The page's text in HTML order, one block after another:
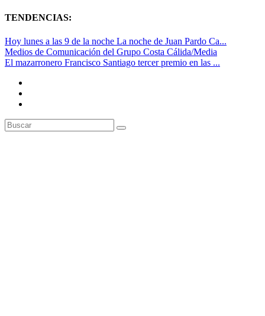
TENDENCIAS:
Hoy lunes a las 9 de la noche La noche de Juan Pardo Ca...
Medios de Comunicación del Grupo Costa Cálida/Media
El mazarronero Francisco Santiago tercer premio en las ...